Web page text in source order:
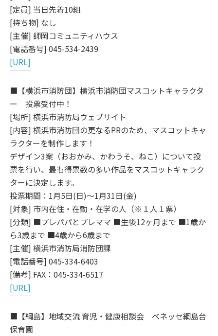
[定員] 当日先着10組
[持ち物] なし
[主催] 師岡コミュニティハウス
[電話番号] 045-534-2439
[URL]
■【横浜市消防団】横浜市消防団マスコットキャラクタ
ー 投票受付中！
[場所] 横浜市消防局ウェブサイト
[内容] 横浜市消防団の更なるPRのため、マスコットキャ
ラクターを制作します！
デザイン3案（おおかみ、かわうそ、ねこ）について投
票を行い、最も得票数の多い作品をマスコットキャラク
ターに決定します。
投票期間：1月5日(日)～1月31日(金)
[対象] 市内在住・在勤・在学の人（※１人１票）
[分類] ■プレパパとプレママ ■生後12ヶ月まで ■1歳か
ら3歳まで ■4歳から6歳まで
[主催] 横浜市消防局消防団課
[電話番号] 045-334-6403
[備考] FAX：045-334-6517
[URL]
■【綱島】地域交流 育児・健康相談会 ベネッセ綱島台
保育園